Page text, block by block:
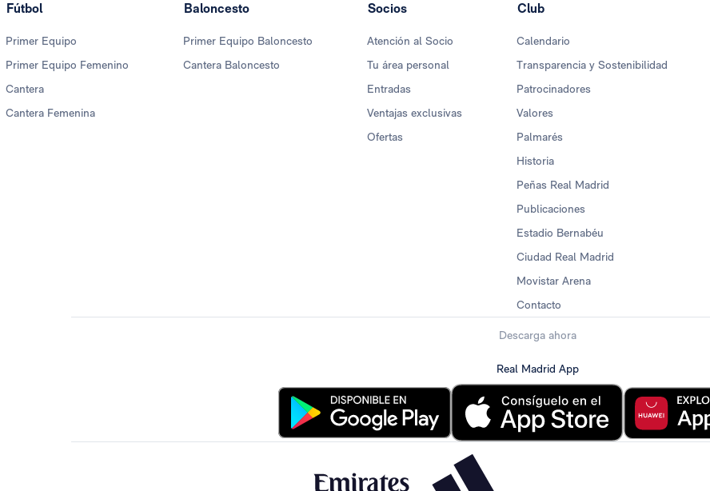
Fútbol
Primer Equipo
Primer Equipo Femenino
Cantera
Cantera Femenina
Baloncesto
Primer Equipo Baloncesto
Cantera Baloncesto
Socios
Atención al Socio
Tu área personal
Entradas
Ventajas exclusivas
Ofertas
Club
Calendario
Transparencia y Sostenibilidad
Patrocinadores
Valores
Palmarés
Historia
Peñas Real Madrid
Publicaciones
Estadio Bernabéu
Ciudad Real Madrid
Movistar Arena
Contacto
Descarga ahora
Real Madrid App